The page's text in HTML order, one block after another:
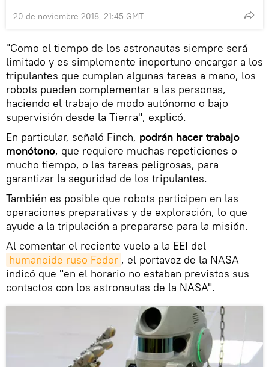
20 de noviembre 2018, 21:45 GMT
"Como el tiempo de los astronautas siempre será
limitado y es simplemente inoportuno encargar a los
tripulantes que cumplan algunas tareas a mano, los
robots pueden complementar a las personas,
haciendo el trabajo de modo autónomo o bajo
supervisión desde la Tierra", explicó.
En particular, señaló Finch, podrán hacer trabajo
monótono, que requiere muchas repeticiones o
mucho tiempo, o las tareas peligrosas, para
garantizar la seguridad de los tripulantes.
También es posible que robots participen en las
operaciones preparativas y de exploración, lo que
ayude a la tripulación a prepararse para la misión.
Al comentar el reciente vuelo a la EEI del
humanoide ruso Fedor , el portavoz de la NASA
indicó que "en el horario no estaban previstos sus
contactos con los astronautas de la NASA".